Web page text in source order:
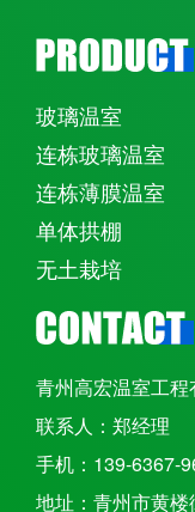
玻璃温室
连栋玻璃温室
连栋薄膜温室
单体拱棚
无土栽培
青州高宏温室工程
联系人：郑经理
手机：139-6367-
地址：青州市黄